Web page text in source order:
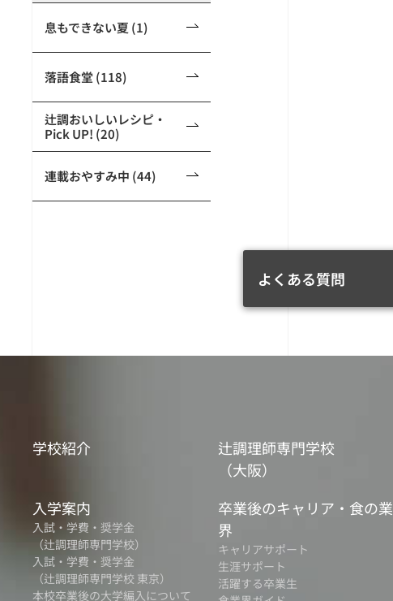
息もできない夏 (1)
落語食堂 (118)
辻調おいしいレシピ・
Pick UP! (20)
連載おやすみ中 (44)
よくある質問
学校紹介
辻調理師専門学校
（大阪）
入学案内
入試・学費・奨学金
（辻調理師専門学校）
入試・学費・奨学金
（辻調理師専門学校 東京）
本校卒業後の大学編入について
卒業後のキャリア・食の業
界
キャリアサポート
生涯サポート
活躍する卒業生